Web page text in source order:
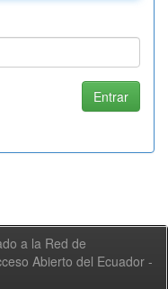
a la Red de
Abierto del Ecuador -